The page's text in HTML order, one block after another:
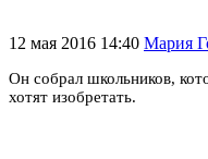
12 мая 2016 14:40 Мария
Он собрал школьников,
хотят изобретать.